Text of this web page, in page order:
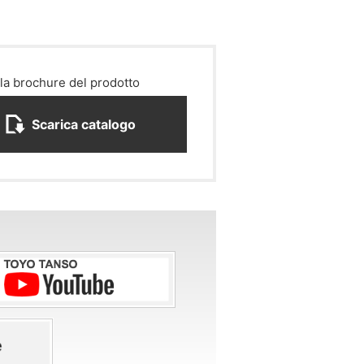
brochure del prodotto
Scarica catalogo